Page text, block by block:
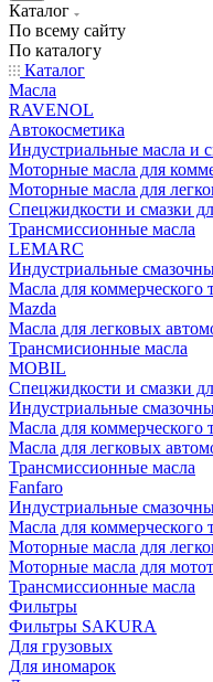
Каталог
По всему сайту
По каталогу
Каталог
Масла
RAVENOL
Автокосметика
Индустриальные масла и
Моторные масла для
Моторные масла для
Спецжидкости и смазки
Трансмиссионные масла
LEMARC
Индустриальные
Масла для коммерческого
Mazda
Масла для легковых
Трансмисионные масла
MOBIL
Cпецжидкости и смазки
Индустриальные
Масла для коммерческого
Масла для легковых
Трансмиссионные масла
Fanfaro
Индустриальные
Масла для коммерческого
Моторные масла для
Моторные масла для
Трансмиссионные масла
Фильтры
Фильтры SAKURA
Для грузовых
Для иномарок